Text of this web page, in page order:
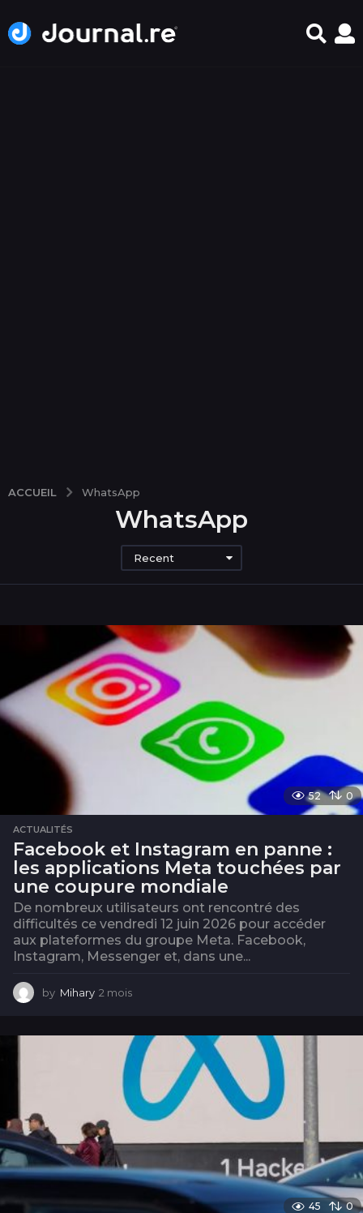
ACCUEIL WhatsApp
WhatsApp
Recent
52 0
ACTUALITÉS
Facebook et Instagram en panne :
les applications Meta touchées par
une coupure mondiale
De nombreux utilisateurs ont rencontré des
difficultés ce vendredi 12 juin 2026 pour accéder
aux plateformes du groupe Meta. Facebook,
Instagram, Messenger et, dans une...
by Mihary 2 mois
i
45 0